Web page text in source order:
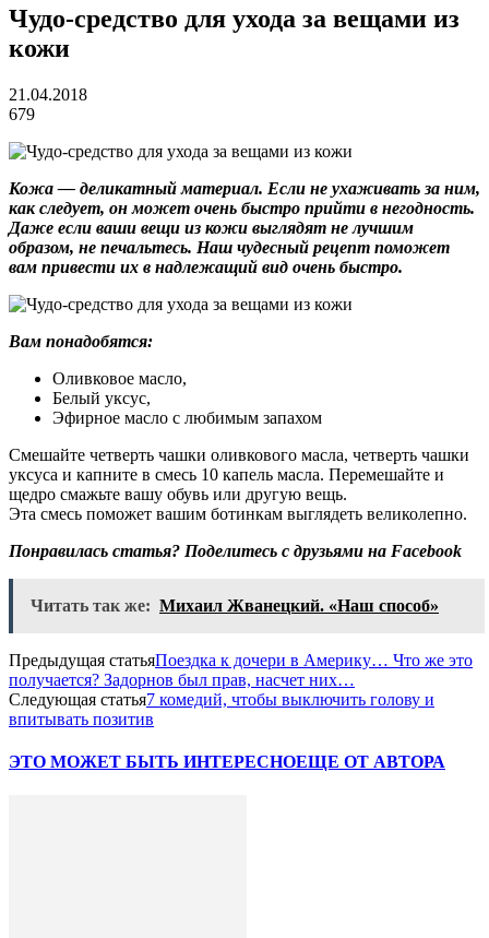
Чудо-средство для ухода за вещами из
кожи
21.04.2018
679
Кожа — деликатный материал. Если не ухаживать за ним,
как следует, он может очень быстро прийти в негодность.
Даже если ваши вещи из кожи выглядят не лучшим
образом, не печальтесь. Наш чудесный рецепт поможет
вам привести их в надлежащий вид очень быстро.
Вам понадобятся:
Оливковое масло,
Белый уксус,
Эфирное масло с любимым запахом
Смешайте четверть чашки оливкового масла, четверть чашки
уксуса и капните в смесь 10 капель масла. Перемешайте и
щедро смажьте вашу обувь или другую вещь.
Эта смесь поможет вашим ботинкам выглядеть великолепно.
Понравилась статья? Поделитесь с друзьями на Facebook
Читать так же: Михаил Жванецкий. «Наш способ»
Предыдущая статьяПоездка к дочери в Америку… Что же это
получается? Задорнов был прав, насчет них…
Следующая статья7 комедий, чтобы выключить голову и
впитывать позитив
ЭТО МОЖЕТ БЫТЬ ИНТЕРЕСНОЕЩЕ ОТ АВТОРА